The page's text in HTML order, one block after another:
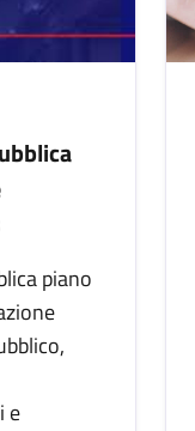
piano
e